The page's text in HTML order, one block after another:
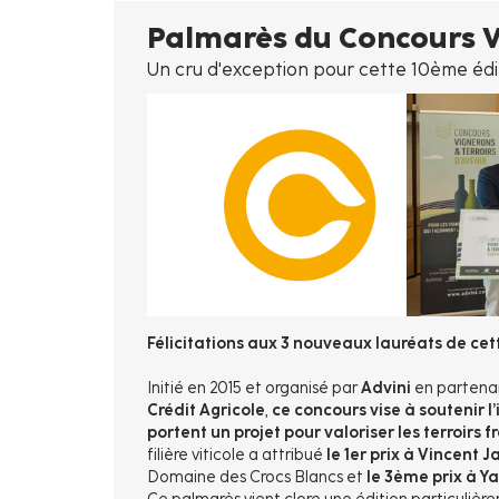
Palmarès du Concours
Un cru d'exception pour cette 10ème
Félicitations aux 3 nouveaux lauréats de
Initié en 2015 et organisé parAdvini en
Crédit Agricole, ce concours vise à soutenir
portent un projet pour valoriser les terroirs
filière viticole a attribué le 1er prix à Vincent
Domaine des Crocs Blancs et le 3ème prix à